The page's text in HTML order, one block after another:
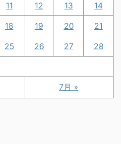
7月 »
11 12 13 14
18 19 20 21
25 26 27 28